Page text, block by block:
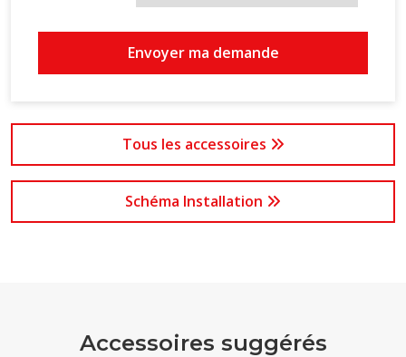
Envoyer ma demande
Tous les accessoires
Schéma Installation
Accessoires suggérés